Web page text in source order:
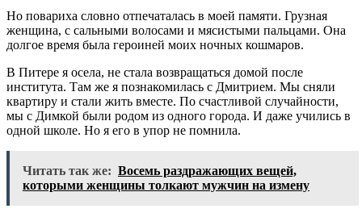
Но повариха словно отпечаталась в моей памяти. Грузная
женщина, с сальными волосами и мясистыми пальцами. Она
долгое время была героиней моих ночных кошмаров.
В Питере я осела, не стала возвращаться домой после
института. Там же я познакомилась с Дмитрием. Мы сняли
квартиру и стали жить вместе. По счастливой случайности,
мы с Димкой были родом из одного города. И даже учились в
одной школе. Но я его в упор не помнила.
Читать так же: Восемь раздражающих вещей,
которыми женщины толкают мужчин на измену